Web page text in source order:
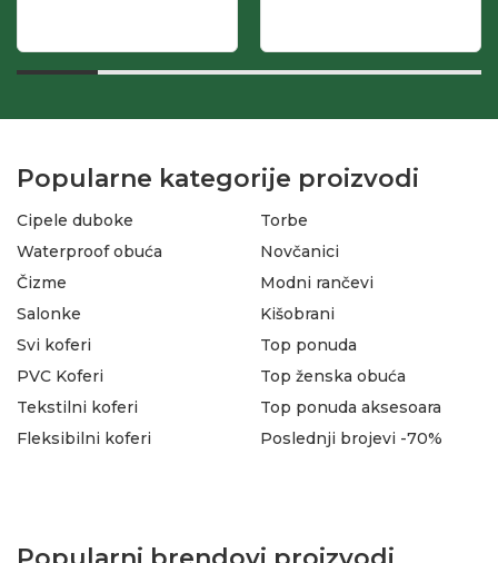
Popularne kategorije proizvodi
Cipele duboke
Waterproof obuća
Čizme
Salonke
Torbe
Novčanici
Modni rančevi
Kišobrani
Svi koferi
PVC Koferi
Tekstilni koferi
Fleksibilni koferi
Top ponuda
Top ženska obuća
Top ponuda aksesoara
Poslednji brojevi -70%